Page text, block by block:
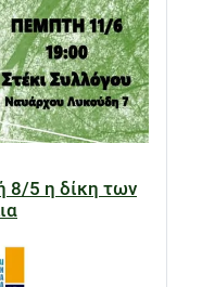
8/5 η δίκη των